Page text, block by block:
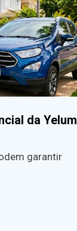
da Yelum
garantir